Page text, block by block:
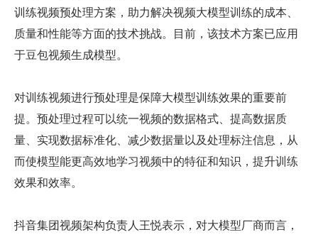
训练视频预处理方案，助力解决视频大模型训练的成本、
质量和性能等方面的技术挑战。目前，该技术方案已应用
于豆包视频生成模型。
对训练视频进行预处理是保障大模型训练效果的重要前
提。预处理过程可以统一视频的数据格式、提高数据质
量、实现数据标准化、减少数据量以及处理标注信息，从
而使模型能更高效地学习视频中的特征和知识，提升训练
效果和效率。
抖音集团视频架构负责人王悦表示，对大模型厂商而言，